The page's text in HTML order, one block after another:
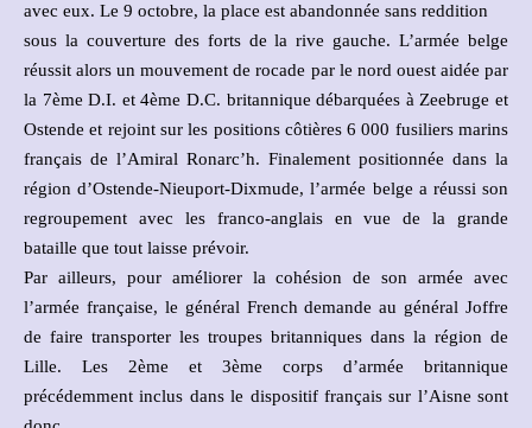
avec eux. Le 9 octobre, la place est abandonnée sans reddition
sous la couverture des forts de la rive gauche. L’armée belge
réussit alors un mouvement de rocade par le nord ouest aidée par
la 7ème D.I. et 4ème D.C. britannique débarquées à Zeebruge et
Ostende et rejoint sur les positions côtières 6 000 fusiliers marins
français de l’Amiral Ronarc’h. Finalement positionnée dans la
région d’Ostende-Nieuport-Dixmude, l’armée belge a réussi son
regroupement avec les franco-anglais en vue de la grande
bataille que tout laisse prévoir.
Par ailleurs, pour améliorer la cohésion de son armée avec
l’armée française, le général French demande au général Joffre
de faire transporter les troupes britanniques dans la région de
Lille. Les 2ème et 3ème corps d’armée britannique
précédemment inclus dans le dispositif français sur l’Aisne sont